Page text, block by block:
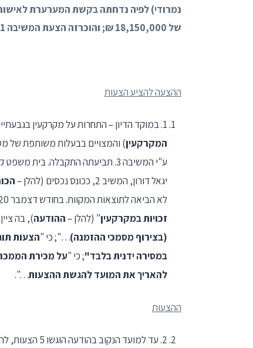
נמרודי) לפיה נדחתה בקשת המערערת
של 18,150,000 ₪; והוכרזה הצעת המשיבה 1 שעמדה על סך של 18,000,000 ₪ כהצעה הזוכה.
ההצעה להציע הצעות
1. במוקד הדיון – התחרות על מקרקעין בגבעתיים הידועים כחלקה 589 בגוש 6160 וחלקה 591 בגוש 6160 (להלן –
המקרקעין) והמצויים בבעלות משותפת של
ע"י המשיבה 3. תביעתה התקבלה.
יגאל דורון, המשיב 2, ככונס נכסים (להלן –
לא הביאה לתוצאות המקוות. בחודש דצמבר 2020 פרסם הכונס "
זכויות במקרקעין" (להלן –ההודעה), בה
(בצירוף מסמכי ההזמנה)…"; כי "
במסירה ידנית בלבד"; כי "על מכירת הממכר
להאריך את המועד להגשת ההצעות…".
ההצעות
2. עד למועד הנקוב בהודעה הוגשו 5 הצעות, לרבות הצעת המשיבה 1 (להלן –